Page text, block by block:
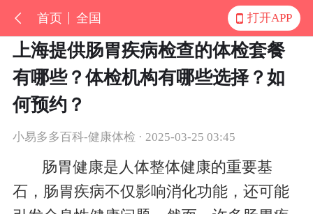
首页 全国 打开APP
上海提供肠胃疾病检查的体检套餐
有哪些？体检机构有哪些选择？如
何预约？
小易多多百科-健康体检 · 2025-03-25 03:45
肠胃健康是人体整体健康的重要基
石，肠胃疾病不仅影响消化功能，还可能